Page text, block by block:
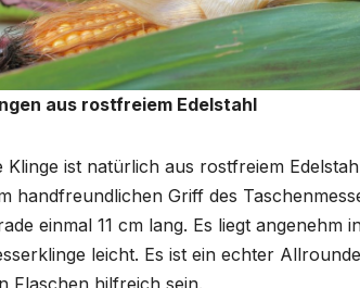
aus rostfreiem Edelstahl
Klinge ist natürlich aus rostfreiem
handfreundlichen Griff des
einmal 11 cm lang. Es liegt
leicht. Es ist ein echter
Flaschen hilfreich sein.